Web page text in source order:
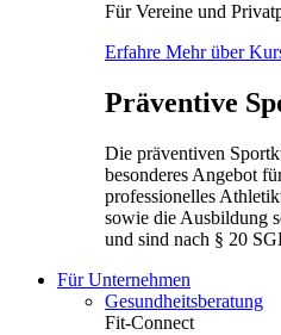
Für Vereine und
Erfahre Mehr über
Präventive
Die präventiven
besonderes Angebot
professionelles
sowie die Ausbildung
und sind nach § 20
Für Unternehmen
Gesundheitsberatung
Fit-Connect